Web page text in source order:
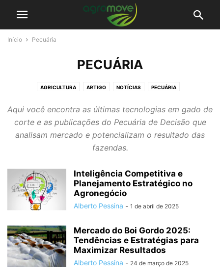
Início Pecuária
PECUÁRIA
AGRICULTURA ARTIGO NOTÍCIAS PECUÁRIA
Aqui você encontra as últimas tecnologias em gado de
corte e as publicações do Pecuária de Decisão que
analisam mercado e potencializam o resultado das
fazendas.
Inteligência Competitiva e
Planejamento Estratégico no
Agronegócio
Alberto Pessina - 1 de abril de 2025
Mercado do Boi Gordo 2025:
Tendências e Estratégias para
Maximizar Resultados
Alberto Pessina - 24 de março de 2025